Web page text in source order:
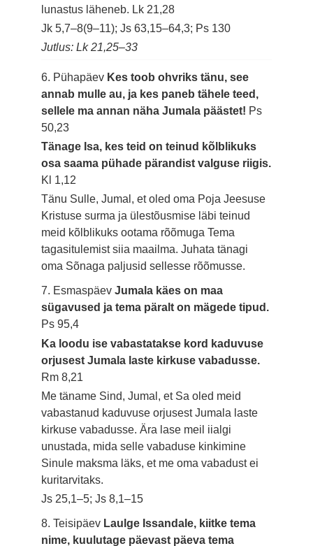
lunastus läheneb. Lk 21,28
Jk 5,7–8(9–11); Js 63,15–64,3; Ps 130
Jutlus: Lk 21,25–33
6. Pühapäev Kes toob ohvriks tänu, see
annab mulle au, ja kes paneb tähele teed,
sellele ma annan näha Jumala päästet! Ps
50,23
Tänage Isa, kes teid on teinud kõlblikuks
osa saama pühade pärandist valguse riigis.
Kl 1,12
Tänu Sulle, Jumal, et oled oma Poja Jeesuse
Kristuse surma ja ülestõusmise läbi teinud
meid kõlblikuks ootama rõõmuga Tema
tagasitulemist siia maailma. Juhata tänagi
oma Sõnaga paljusid sellesse rõõmusse.
7. EsmaspäevJumala käes on maa
sügavused ja tema päralt on mägede tipud.
Ps 95,4
Ka loodu ise vabastatakse kord kaduvuse
orjusest Jumala laste kirkuse vabadusse.
Rm 8,21
Me täname Sind, Jumal, et Sa oled meid
vabastanud kaduvuse orjusest Jumala laste
kirkuse vabadusse. Ära lase meil iialgi
unustada, mida selle vabaduse kinkimine
Sinule maksma läks, et me oma vabadust ei
kuritarvitaks.
Js 25,1–5; Js 8,1–15
8. Teisipäev Laulge Issandale, kiitke tema
nime, kuulutage päevast päeva tema